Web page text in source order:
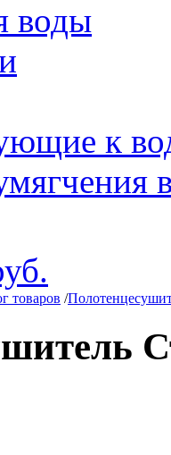
воды
к
товаров /